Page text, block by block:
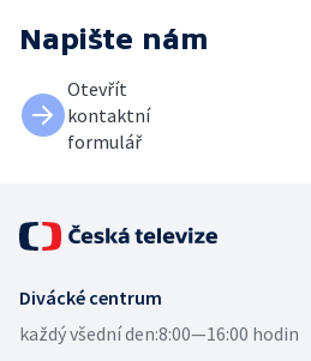
Napište nám
Otevřít
kontaktní
formulář
Divácké centrum
každý všední den:8:00—16:00 hodin